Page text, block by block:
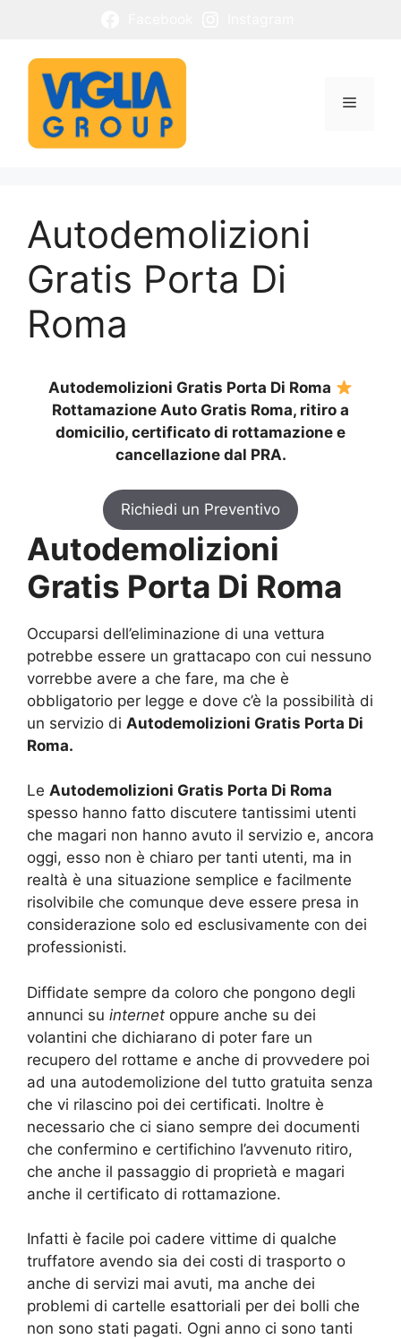
contenuto
Menu
Autodemolizioni
Gratis Porta Di
Roma
Autodemolizioni Gratis Porta Di Roma
Rottamazione Auto Gratis Roma, ritiro a
domicilio, certificato di rottamazione e
cancellazione dal PRA.
Richiedi un Preventivo
Autodemolizioni
Gratis Porta Di Roma
Occuparsi dell’eliminazione di una vettura
potrebbe essere un grattacapo con cui nessuno
vorrebbe avere a che fare, ma che è
obbligatorio per legge e dove c’è la possibilità di
un servizio di Autodemolizioni Gratis Porta Di
Roma.
Le Autodemolizioni Gratis Porta Di Roma
spesso hanno fatto discutere tantissimi utenti
che magari non hanno avuto il servizio e, ancora
oggi, esso non è chiaro per tanti utenti, ma in
realtà è una situazione semplice e facilmente
risolvibile che comunque deve essere presa in
considerazione solo ed esclusivamente con dei
professionisti.
Diffidate sempre da coloro che pongono degli
annunci su internet oppure anche su dei
volantini che dichiarano di poter fare un
recupero del rottame e anche di provvedere poi
ad una autodemolizione del tutto gratuita senza
che vi rilascino poi dei certificati. Inoltre è
necessario che ci siano sempre dei documenti
che confermino e certifichino l’avvenuto ritiro,
che anche il passaggio di proprietà e magari
anche il certificato di rottamazione.
Infatti è facile poi cadere vittime di qualche
truffatore avendo sia dei costi di trasporto o
anche di servizi mai avuti, ma anche dei
problemi di cartelle esattoriali per dei bolli che
non sono stati pagati. Ogni anno ci sono tanti